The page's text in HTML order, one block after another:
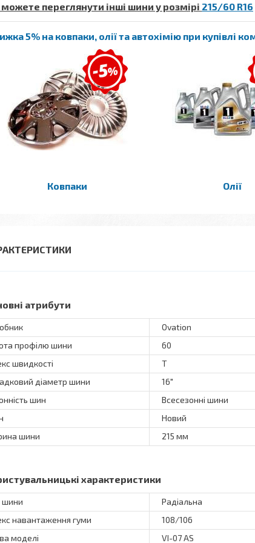
переглянути інші шини у розмірі 215/60 R16
5% на ковпаки, олії та автохімію при купівлі
Ковпаки Олії
атрибути
Ovation
профілю шини
60
швидкості
T
діаметр шини
16"
шин
Всесезонні шини
Новий
шини
215 мм
характеристики
шини
Радіальна
навантаження гуми
108/106
моделі
VI-07 AS